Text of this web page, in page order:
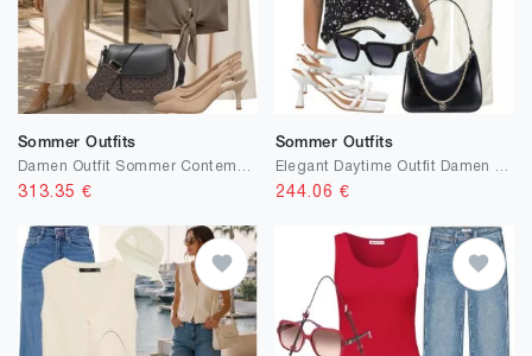
Sommer Outfits
313.35 €
Sommer Outfits
244.06 €